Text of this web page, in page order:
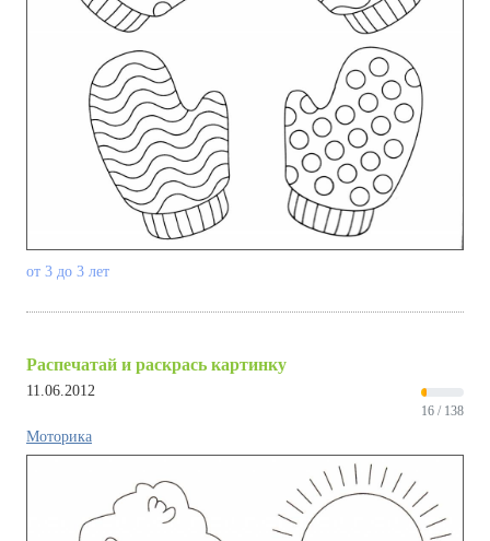
от 3 до 3 лет
Распечатай и раскрась картинку
11.06.2012
16 / 138
Моторика